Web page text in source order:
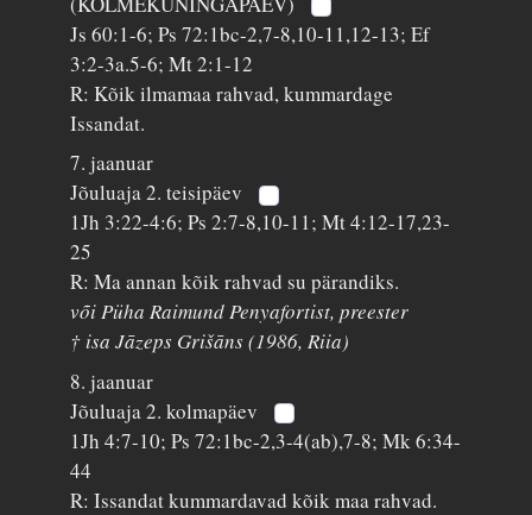
Js 60:1-6; Ps 72:1bc-2,7-8,10-11,12-13; Ef
3:2-3a.5-6; Mt 2:1-12
R: Kõik ilmamaa rahvad, kummardage
Issandat.
7. jaanuar
Jõuluaja 2. teisipäev
1Jh 3:22-4:6; Ps 2:7-8,10-11; Mt 4:12-17,23-
25
R: Ma annan kõik rahvad su pärandiks.
või Püha Raimund Penyafortist, preester
† isa Jāzeps Grišāns (1986, Riia)
8. jaanuar
Jõuluaja 2. kolmapäev
1Jh 4:7-10; Ps 72:1bc-2,3-4(ab),7-8; Mk 6:34-
44
R: Issandat kummardavad kõik maa rahvad.